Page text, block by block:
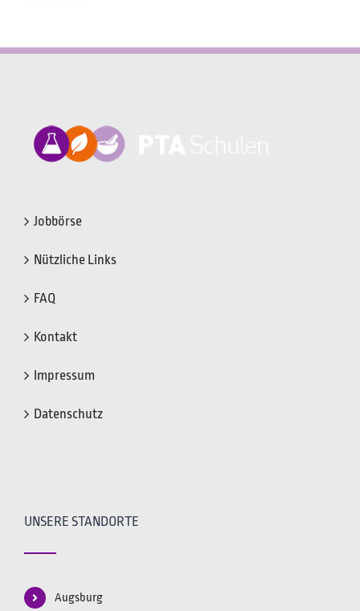
Jobbörse
Nützliche Links
FAQ
Kontakt
Impressum
Datenschutz
UNSERE STANDORTE
Augsburg